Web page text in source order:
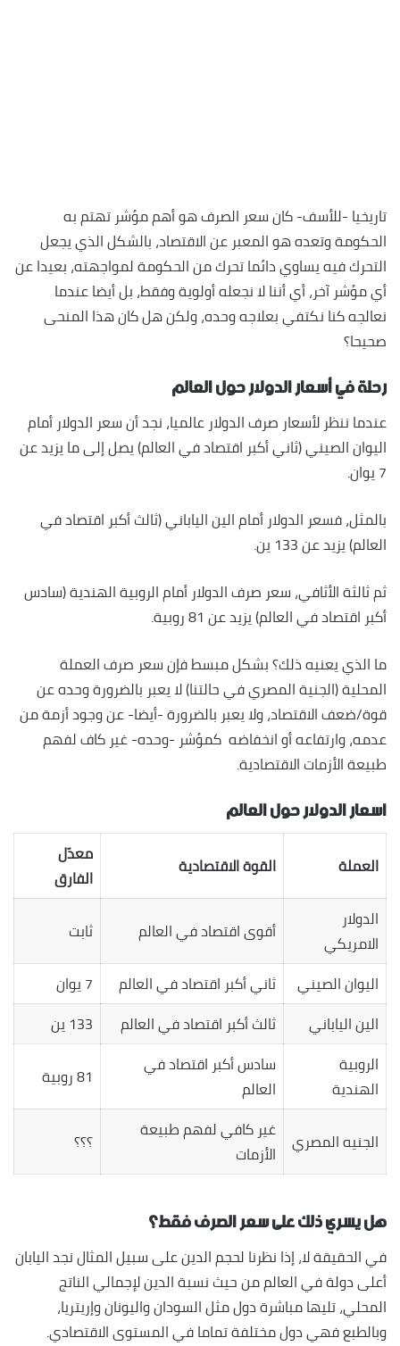
تاريخيا -للأسف- كان سعر الصرف هو أهم مؤشر تهتم به
الحكومة وتعده هو المعبر عن الاقتصاد، بالشكل الذي يجعل
التحرك فيه يساوي دائما تحرك من الحكومة لمواجهته، بعيدا عن
أي مؤشر آخر، أي أننا لا نجعله أولوية وفقط، بل أيضا عندما
نعالجه كنا نكتفي بعلاجه وحده، ولكن هل كان هذا المنحى
صحيحا؟
رحلة في أسعار الدولار حول العالم
عندما ننظر لأسعار صرف الدولار عالميا، نجد أن سعر الدولار أمام
اليوان الصيني (ثاني أكبر اقتصاد في العالم) يصل إلى ما يزيد عن
7 يوان.
بالمثل، فسعر الدولار أمام الين الياباني (ثالث أكبر اقتصاد في
العالم) يزيد عن 133 ين.
ثم ثالثة الأثافي، سعر صرف الدولار أمام الروبية الهندية (سادس
أكبر اقتصاد في العالم) يزيد عن 81 روبية.
ما الذي يعنيه ذلك؟ بشكل مبسط فإن سعر صرف العملة
المحلية (الجنية المصري في حالتنا) لا يعبر بالضرورة وحده عن
قوة/ضعف الاقتصاد، ولا يعبر بالضرورة -أيضا- عن وجود أزمة من
عدمه، وارتفاعه أو انخفاضه كمؤشر -وحده- غير كاف لفهم
طبيعة الأزمات الاقتصادية.
اسعار الدولار حول العالم
العملة القوة الاقتصادية
معدّل
الفارق
الدولار
الامريكي
أقوى اقتصاد في العالم
ثابت
اليوان الصيني
ثاني أكبر اقتصاد في العالم
7 يوان
الين الياباني
ثالث أكبر اقتصاد في العالم
133 ين
الروبية
الهندية
سادس أكبر اقتصاد في
العالم
81 روبية
الجنيه المصري غير كافي لفهم طبيعة
الأزمات
؟؟؟
هل يسري ذلك على سعر الصرف فقط؟
في الحقيقة لا، إذا نظرنا لحجم الدين على سبيل المثال نجد اليابان
أعلى دولة في العالم من حيث نسبة الدين لإجمالي الناتج
المحلي، تليها مباشرة دول مثل السودان واليونان وإريتريا،
وبالطبع فهي دول مختلفة تماما في المستوى الاقتصادي.